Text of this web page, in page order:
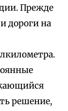
Прежде
дороги на
решение,